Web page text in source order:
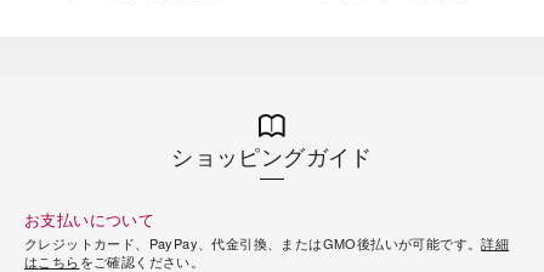
ショッピングガイド
お支払いについて
クレジットカード、PayPay、代金引換、またはGMO後払いが可能です。詳細
はこちらをご確認ください。